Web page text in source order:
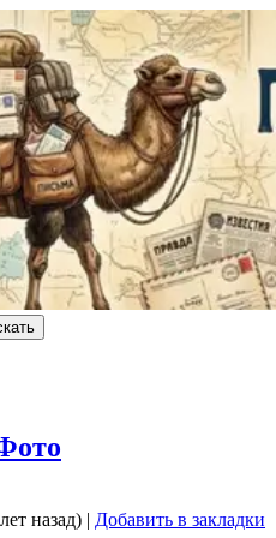
назад) | Добавить в закладки